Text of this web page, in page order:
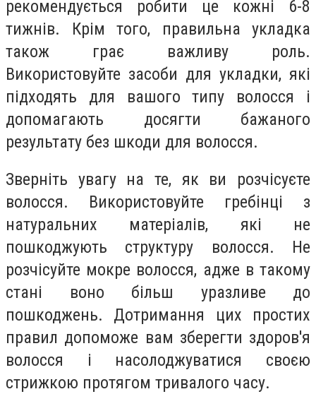
рекомендується робити це кожні 6-8
тижнів. Крім того, правильна укладка
також грає важливу роль.
Використовуйте засоби для укладки, які
підходять для вашого типу волосся і
допомагають досягти бажаного
результату без шкоди для волосся.
Зверніть увагу на те, як ви розчісуєте
волосся. Використовуйте гребінці з
натуральних матеріалів, які не
пошкоджують структуру волосся. Не
розчісуйте мокре волосся, адже в такому
стані воно більш уразливе до
пошкоджень. Дотримання цих простих
правил допоможе вам зберегти здоров'я
волосся і насолоджуватися своєю
стрижкою протягом тривалого часу.